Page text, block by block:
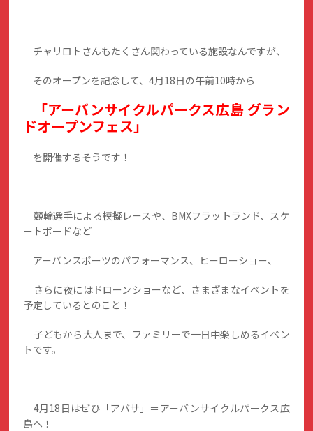
チャリロトさんもたくさん関わっている施設なんですが、
そのオープンを記念して、4月18日の午前10時から
「アーバンサイクルパークス広島 グラン
ドオープンフェス」
を開催するそうです！
競輪選手による模擬レースや、BMXフラットランド、スケ
ートボードなど
アーバンスポーツのパフォーマンス、ヒーローショー、
さらに夜にはドローンショーなど、さまざまなイベントを
予定しているとのこと！
子どもから大人まで、ファミリーで一日中楽しめるイベン
トです。
4月18日はぜひ「アバサ」＝アーバンサイクルパークス広
島へ！